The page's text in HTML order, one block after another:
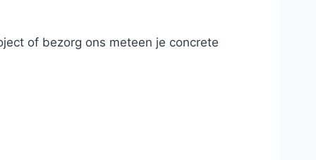
of bezorg ons meteen je concrete